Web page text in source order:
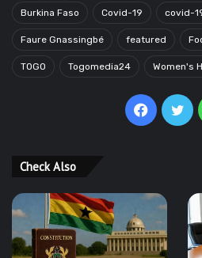
Burkina Faso Covid-19 covid-
Faure Gnassingbé featured
TOGO Togomedia24 Women's
Check Also